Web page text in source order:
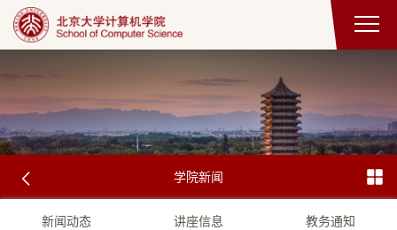
学院新闻
新闻动态 讲座信息
教务通知